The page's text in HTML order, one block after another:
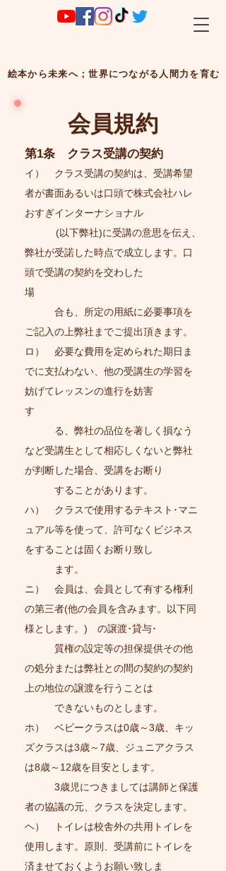
絵本から未来へ；世界につながる人間力を育む
会員規約
第1条 クラス受講の契約
イ） クラス受講の契約は、受講希望
者が書面あるいは口頭で株式会社ハレ
おすぎインターナショナル
(以下弊社)に受講の意思を伝え、
弊社が受諾した時点で成立します。口
頭で受講の契約を交わした
場
合も、所定の用紙に必要事項を
ご記入の上弊社までご提出頂きます。
ロ） 必要な費用を定められた期日ま
でに支払わない、他の受講生の学習を
妨げてレッスンの進行を妨害
す
る、弊社の品位を著しく損なう
など受講生として相応しくないと弊社
が判断した場合、受講をお断り
することがあります。
ハ） クラスで使用するテキスト･マニ
ュアル等を使って、許可なくビジネス
をすることは固くお断り致し
ます。
​ニ）
会員は、会員として有する権利
の第三者(他の会員を含みます。以下同
様とします。) の譲渡･貸与･
質権の設定等の担保提供その他
の処分または弊社との間の契約の契約
上の地位の譲渡を行うことは
できないものとします。
ホ） ベビークラスは0歳～3歳、キッ
ズクラスは3歳～7歳、ジュニアクラス
は8歳～12歳を目安とします。
3歳児につきましては講師と保護
者の協議の元、クラスを決定します。
ヘ） トイレは校舎外の共用トイレを
使用します。原則、受講前にトイレを
済ませておくようお願い致しま